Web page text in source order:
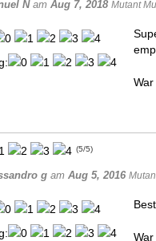
Nam Aug 7, 2018 Mutant
(5/5)
gam Aug 5, 2016